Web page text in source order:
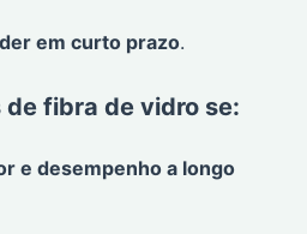
em curto prazo.
de fibra de vidro se:
e desempenho a longo